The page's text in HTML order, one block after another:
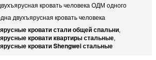
кровать человека ОДМ одного
двухъярусная кровать человека
кровати стали общей спальни,
кровати квартиры стальные,
кровати Shengwei стальные